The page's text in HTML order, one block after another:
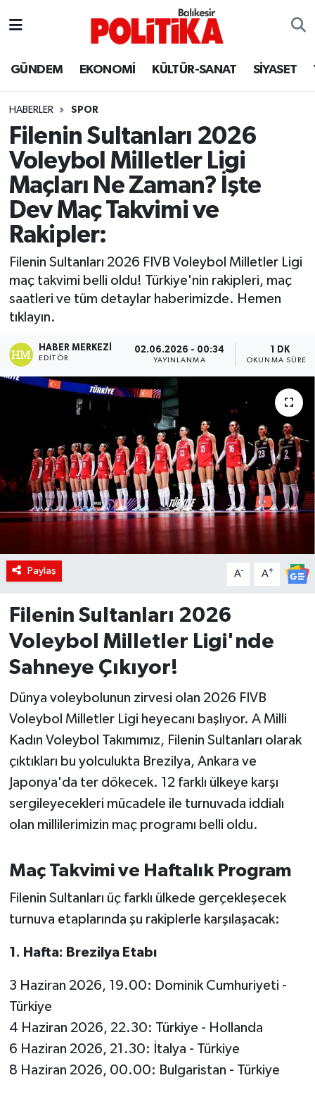
GÜNDEM EKONOMİ KÜLTÜR-SANAT SİYASET
HABERLER SPOR
Filenin Sultanları 2026
Voleybol Milletler Ligi
Maçları Ne Zaman? İşte
Dev Maç Takvimi ve
Rakipler:
Filenin Sultanları 2026 FIVB Voleybol Milletler Ligi
maç takvimi belli oldu! Türkiye'nin rakipleri, maç
saatleri ve tüm detaylar haberimizde. Hemen
tıklayın.
HABER MERKEZI
EDITÖR
02.06.2026 - 00:34
YAYINLANMA
1 DK
OKUNMA SÜRESI
Paylaş A- A+
Filenin Sultanları 2026
Voleybol Milletler Ligi'nde
Sahneye Çıkıyor!
Dünya voleybolunun zirvesi olan 2026 FIVB
Voleybol Milletler Ligi heyecanı başlıyor. A Milli
Kadın Voleybol Takımımız, Filenin Sultanları olarak
çıktıkları bu yolculukta Brezilya, Ankara ve
Japonya'da ter dökecek. 12 farklı ülkeye karşı
sergileyecekleri mücadele ile turnuvada iddialı
olan millilerimizin maç programı belli oldu.
Maç Takvimi ve Haftalık Program
Filenin Sultanları üç farklı ülkede gerçekleşecek
turnuva etaplarında şu rakiplerle karşılaşacak:
1. Hafta: Brezilya Etabı
3 Haziran 2026, 19.00: Dominik Cumhuriyeti -
Türkiye
4 Haziran 2026, 22.30: Türkiye - Hollanda
6 Haziran 2026, 21.30: İtalya - Türkiye
8 Haziran 2026, 00.00: Bulgaristan - Türkiye
Ayvalık
Balya
Bandırma
Bigadiç
BİYOGRAFİLER
Burhaniye
ÇEVRE
DÜNYA
Dursunbey
Edremit
EĞİTİM
EKONOMİ
Erdek
Gömeç
İvrindi
KENT GÜNDEMİ
Kepsut
KÜLTÜR-SANAT
MAGAZİN
Manyas
OLAY
OTOMOTİV
Resmi İlanlar
SAĞLIK
Balıkesir Hava Durumu
Balikesir Namaz Vakitleri
Balıkesir Trafik Yoğunluk Haritası
Süper Lig Puan Durumu ve Fikstür
Tüm Manşetler
Son Dakika Haberleri
Haber Arşivi